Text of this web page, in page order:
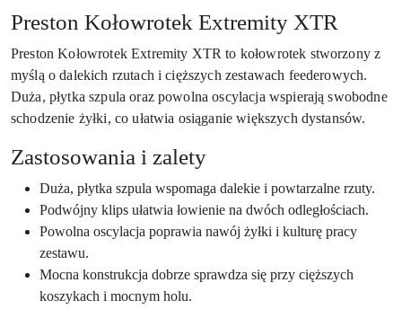
Preston Kołowrotek Extremity XTR
Preston Kołowrotek Extremity XTR to kołowrotek stworzony z
myślą o dalekich rzutach i cięższych zestawach feederowych.
Duża, płytka szpula oraz powolna oscylacja wspierają swobodne
schodzenie żyłki, co ułatwia osiąganie większych dystansów.
Zastosowania i zalety
Duża, płytka szpula wspomaga dalekie i powtarzalne rzuty.
Podwójny klips ułatwia łowienie na dwóch odległościach.
Powolna oscylacja poprawia nawój żyłki i kulturę pracy
zestawu.
Mocna konstrukcja dobrze sprawdza się przy cięższych
koszykach i mocnym holu.